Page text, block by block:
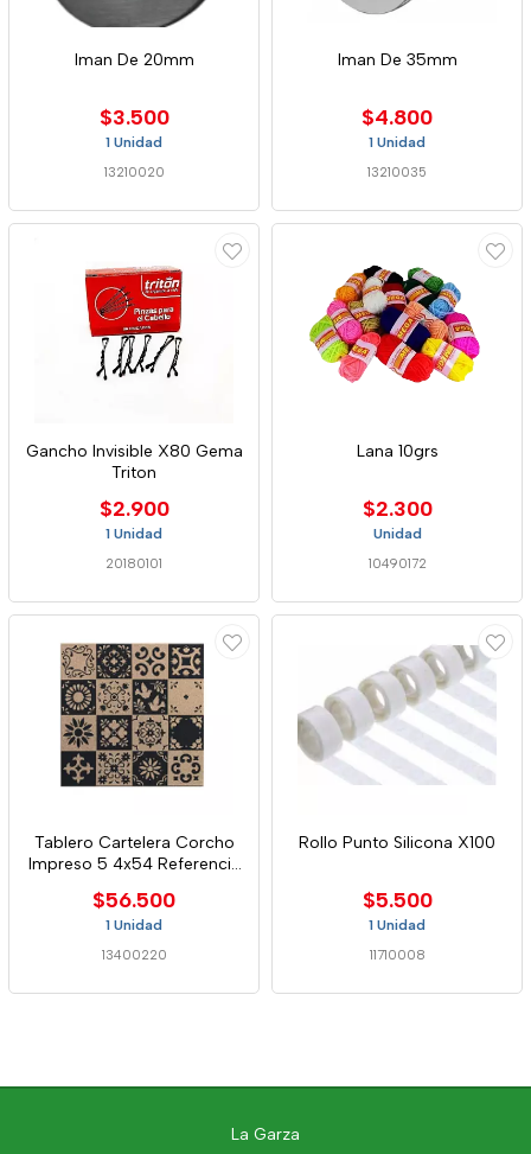
Iman De 20mm
$3.500
1 Unidad
13210020
Iman De 35mm
$4.800
1 Unidad
13210035
Gancho Invisible X80 Gema
Triton
$2.900
1 Unidad
20180101
Lana 10grs
$2.300
Unidad
10490172
Tablero Cartelera Corcho
Impreso 5 4x54 Referencia
$56.500
1 Unidad
13400220
Rollo Punto Silicona X100
$5.500
1 Unidad
11710008
La Garza